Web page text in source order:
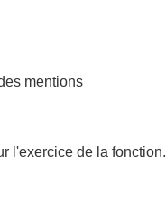
mentions
l'exercice de la fonction.